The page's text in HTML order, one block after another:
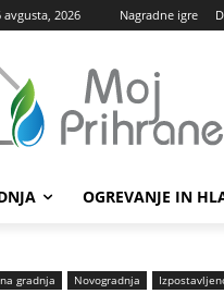
avgusta, 2026 Nagradne igre
OGREVANJE IN
gradnja Novogradnja